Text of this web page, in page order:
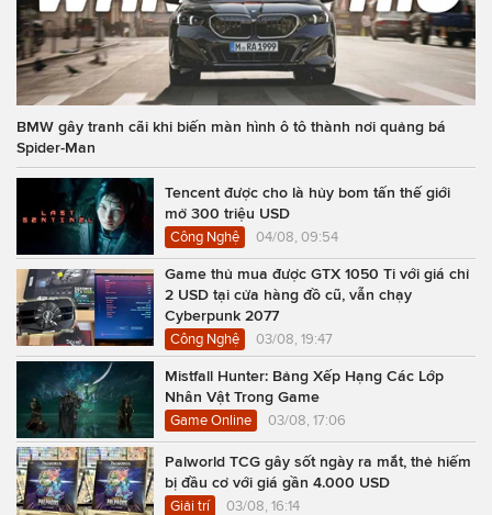
BMW gây tranh cãi khi biến màn hình ô tô thành nơi quảng bá
Spider-Man
Tencent được cho là hủy bom tấn thế giới
mở 300 triệu USD
Công Nghệ 04/08, 09:54
Game thủ mua được GTX 1050 Ti với giá chỉ
2 USD tại cửa hàng đồ cũ, vẫn chạy
Cyberpunk 2077
Công Nghệ 03/08, 19:47
Mistfall Hunter: Bảng Xếp Hạng Các Lớp
Nhân Vật Trong Game
Game Online 03/08, 17:06
Palworld TCG gây sốt ngày ra mắt, thẻ hiếm
bị đầu cơ với giá gần 4.000 USD
Giải trí 03/08, 16:14